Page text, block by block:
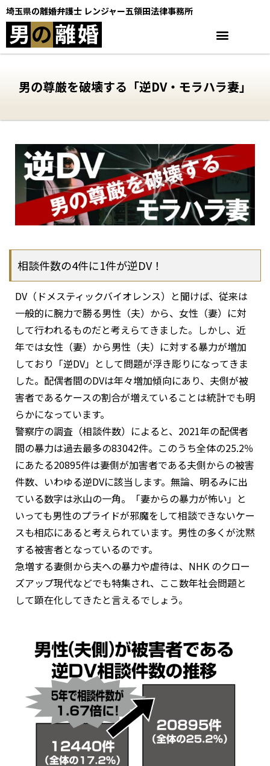
埼玉県の離婚弁護士 レンジャー五領田法律事務所
男の離婚
男の尊厳を破壊する「逆DV・モラハラ妻」
相談件数の4件に1件が逆DV！
DV（ドメスティックバイオレンス）と聞けば、従来は
一般的に腕力で勝る男性（夫）から、女性（妻）に対
して行われるものだと考えらてきました。しかし、近
年では女性（妻）から男性（夫）に対する暴力が増加
しており「逆DV」として問題が浮き彫りになってきま
した。配偶者間のDVは年々増加傾向にあり、夫側が被
害者であるケースの割合が増えていることは統計でも明
らかになっています。
警察庁の調査（相談件数）によると、2021年の配偶者
間の暴力は過去最多の83042件。このうち全体の25.2％
にあたる20895件は妻側が加害者である夫側からの被害
件数、いわゆる逆DVに該当します。無論、明るみに出
ている数字は氷山の一角。「妻からの暴力が怖い」と
いっても男性のプライドが邪魔をして相談できないケー
スも相応にあると考えられています。男性の多くが沈黙
する被害者となっているのです。
急増する妻側から夫への暴力や虐待は、NHK のクロー
ズアップ現代などでも特集され、ここ数年社会問題と
して顕在化してきたと言えるでしょう。